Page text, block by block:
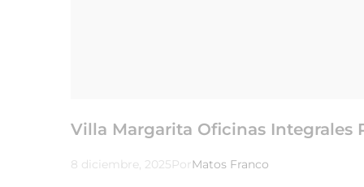
Villa Margarita Oficinas Integrales
8 diciembre, 2025PorMatos Franco